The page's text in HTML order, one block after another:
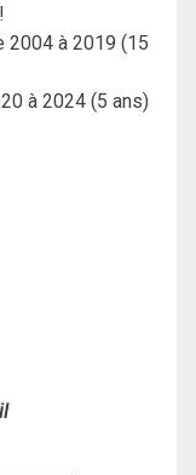
2004 à 2019 (15
à 2024 (5 ans)